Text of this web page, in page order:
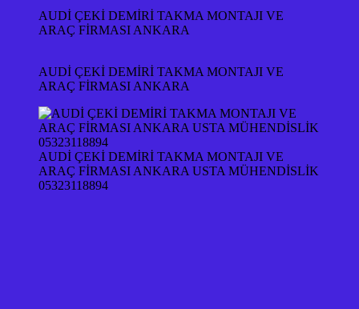
AUDİ ÇEKİ DEMİRİ TAKMA MONTAJI VE
ARAÇ FİRMASI ANKARA
AUDİ ÇEKİ DEMİRİ TAKMA MONTAJI VE
ARAÇ FİRMASI ANKARA
AUDİ ÇEKİ DEMİRİ TAKMA MONTAJI VE
ARAÇ FİRMASI ANKARA USTA MÜHENDİSLİK
05323118894